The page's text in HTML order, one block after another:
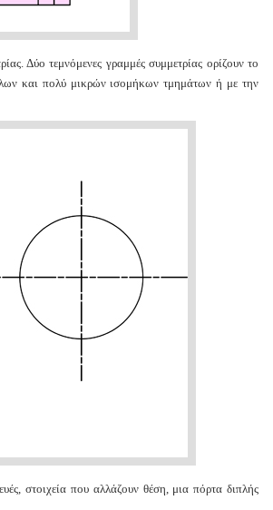
Δύο τεμνόμενες γραμμές συμμετρίας ορίζουν το
και πολύ μικρών ισομήκων τμημάτων ή με την
στοιχεία που αλλάζουν θέση, μια πόρτα διπλής